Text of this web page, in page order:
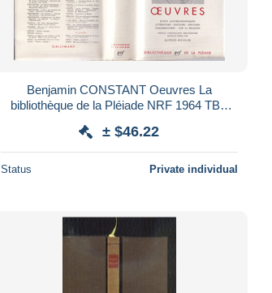
Benjamin CONSTANT Oeuvres La
bibliothèque de la Pléiade NRF 1964 TBE
livre
± $46.22
Status Private individual